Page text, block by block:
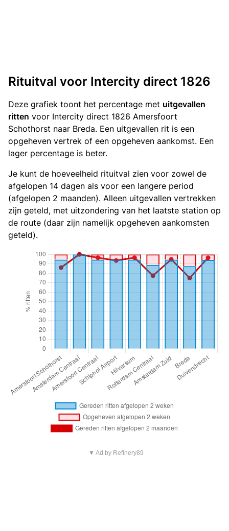
Rituitval voor Intercity direct 1826
Deze grafiek toont het percentage met uitgevallen
ritten voor Intercity direct 1826 Amersfoort
Schothorst naar Breda. Een uitgevallen rit is een
opgeheven vertrek of een opgeheven aankomst. Een
lager percentage is beter.
Je kunt de hoeveelheid rituitval zien voor zowel de
afgelopen 14 dagen als voor een langere period
(afgelopen 2 maanden). Alleen uitgevallen vertrekken
zijn geteld, met uitzondering van het laatste station op
de route (daar zijn namelijk opgeheven aankomsten
geteld).
▼ Ad by Refinery89